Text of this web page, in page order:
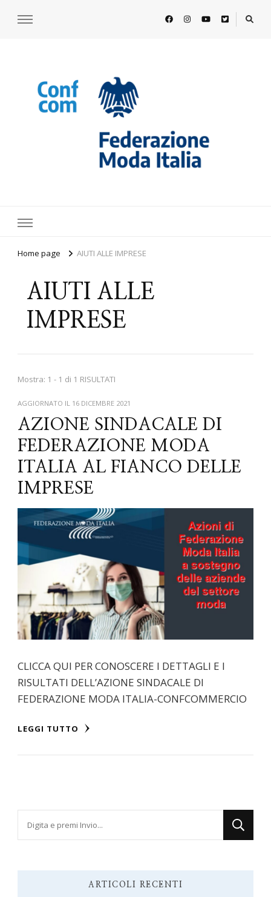
Home page AIUTI ALLE IMPRESE
AIUTI ALLE
IMPRESE
Mostra: 1 - 1 di 1 RISULTATI
AGGIORNATO IL 16 DICEMBRE 2021
AZIONE SINDACALE DI
FEDERAZIONE MODA
ITALIA AL FIANCO DELLE
IMPRESE
CLICCA QUI PER CONOSCERE I DETTAGLI E I
RISULTATI DELL’AZIONE SINDACALE DI
FEDERAZIONE MODA ITALIA-CONFCOMMERCIO
LEGGI TUTTO
ARTICOLI RECENTI